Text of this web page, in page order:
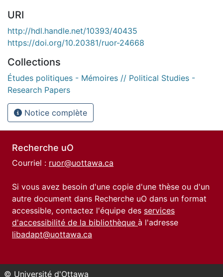
URI
http://hdl.handle.net/10393/40435
https://doi.org/10.20381/ruor-24668
Collections
Études politiques - Mémoires // Political Studies -
Research Papers
Notice complète
Recherche uO
Courriel : ruor@uottawa.ca
Si vous avez besoin d'une copie d'une thèse ou d'un
autre document dans Recherche uO dans un format
accessible, contactez l'équipe des services
d'accessibilité de la bibliothèque à l'adresse
libadapt@uottawa.ca
© Université d'Ottawa